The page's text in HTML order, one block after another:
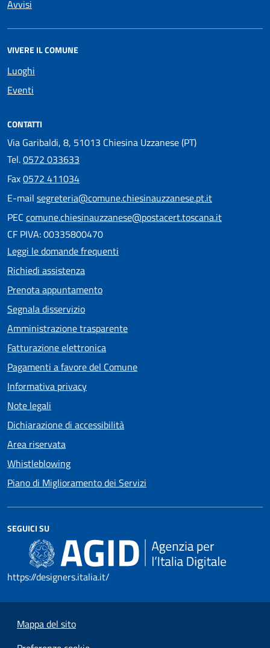
Avvisi
VIVERE IL COMUNE
Luoghi
Eventi
CONTATTI
Via Garibaldi, 8, 51013 Chiesina Uzzanese (PT)
Tel.0572 033633
Fax0572 411034
E-mail segreteria@comune.chiesinauzzanese.pt.it
PEC comune.chiesinauzzanese@postacert.toscana.it
CF PIVA: 00335800470
Leggi le domande frequenti
Richiedi assistenza
Prenota appuntamento
Segnala disservizio
Amministrazione trasparente
Fatturazione elettronica
Pagamenti a favore del Comune
Informativa privacy
Note legali
Dichiarazione di accessibilità
Area riservata
Whistleblowing
Piano di Miglioramento dei Servizi
SEGUICI SU
https://designers.italia.it/
Mappa del sito